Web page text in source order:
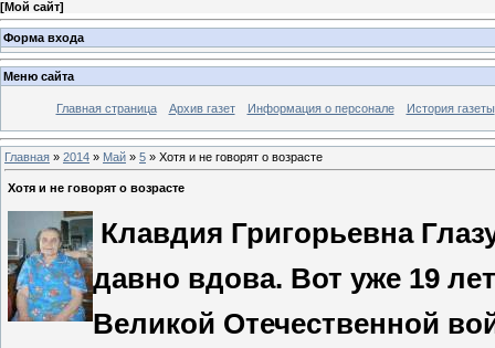
[Мой сайт]
Форма входа
Меню сайта
Главная страница Архив газет Информация о персонале История газеты
Главная » 2014 » Май » 5 » Хотя и не говорят о возрасте
Хотя и не говорят о возрасте
Клавдия Григорьевна
давно вдова. Вот уже 19
Великой Отечественной